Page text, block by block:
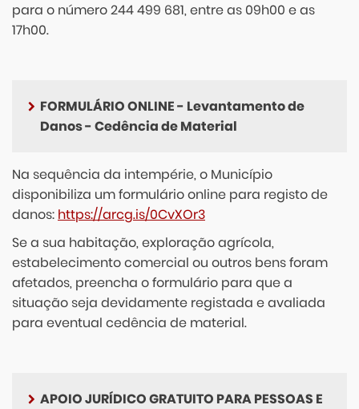
para o número 244 499 681, entre as 09h00 e as
17h00.
FORMULÁRIO ONLINE - Levantamento de
Danos - Cedência de Material
Na sequência da intempérie, o Município
disponibiliza um formulário online para registo de
danos: https://arcg.is/0CvXOr3
Se a sua habitação, exploração agrícola,
estabelecimento comercial ou outros bens foram
afetados, preencha o formulário para que a
situação seja devidamente registada e avaliada
para eventual cedência de material.
APOIO JURÍDICO GRATUITO PARA PESSOAS E